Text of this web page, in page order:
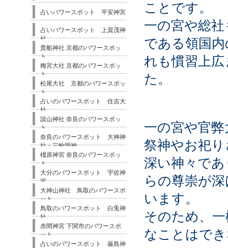
ことです。
一の宮や総
である領国
れも慣習上
た。
一の宮や官
祭神やお祀
深い神々で
らの尊崇が
います。
そのため、
なことはで
占いパワースポット 平安神宮
占いパワースポット 上賀茂神
社
貴船神社 京都のパワースポッ
ト
梅宮大社 京都のパワースポッ
ト
松尾大社 京都のパワースポッ
ト
占いのパワースポット 住吉大
社
談山神社 奈良のパワースポッ
ト
奈良のパワースポット 大神神
社・三輪明神
橿原神宮 奈良のパワースポッ
ト
大分のパワースポット 宇佐神
宮
大神山神社 鳥取のパワースポ
ット
鳥取のパワースポット 白兎神
社
赤間神宮 下関市のパワースポ
ット
占いのパワースポット 厳島神